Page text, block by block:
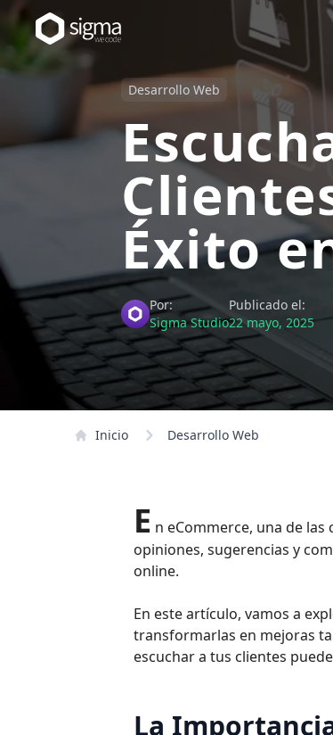
Desarrollo Web
Éxito
Por:
Sigma Studio
Publicado el:
22 mayo, 2025
Inicio Desarrollo Web
E n eCommerce, una de las
opiniones, sugerencias y
online.
En este artículo, vamos a
transformarlas en mejoras
escuchar a tus clientes
La